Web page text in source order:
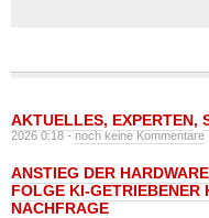
AKTUELLES, EXPERTEN,
2026 0:18 -noch keine Kommentare
ANSTIEG DER
FOLGE KI-GETRIEBENER
NACHFRAGE